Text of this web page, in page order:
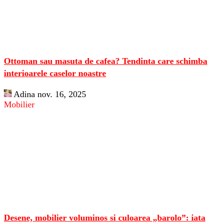
Ottoman sau masuta de cafea? Tendinta care schimba
interioarele caselor noastre
Adina nov. 16, 2025
Mobilier
Desene, mobilier voluminos si culoarea „barolo”: iata